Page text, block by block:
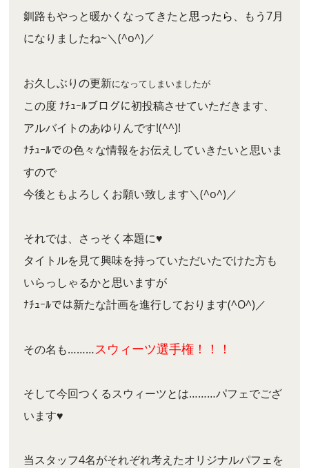
釧路もやっと暖かくなってきたと思ったら、もう7月
になりましたね~＼(^o^)／
お久しぶりの更新になってしまいましたが
この度 ﾅﾁｭｰﾙブログに初投稿させていただきます、
アルバイトのあゆりんです!(^^)!
ﾅﾁｭｰﾙでの色々な情報をお伝えしていきたいと思いま
すので
今後ともよろしくお願い致します＼(^o^)／
それでは、さっそく本題に♥
タイトルを見て興味を持っていただいたでけた方も
いらっしゃるかと思いますが
ﾅﾁｭｰﾙでは新たな計画を進行しております(^O^)／
その名も………スウィーツ選手権！！！
そして今回つくるスウィーツとは………パフェでござ
います♥
当スタッフ4名がそれぞれ考えたオリジナルパフェを